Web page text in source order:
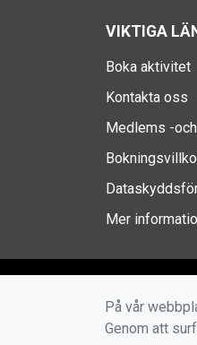
VIKTIGA
Boka aktivitet
Kontakta oss
Medlems -
Mer
På vår
Genom att